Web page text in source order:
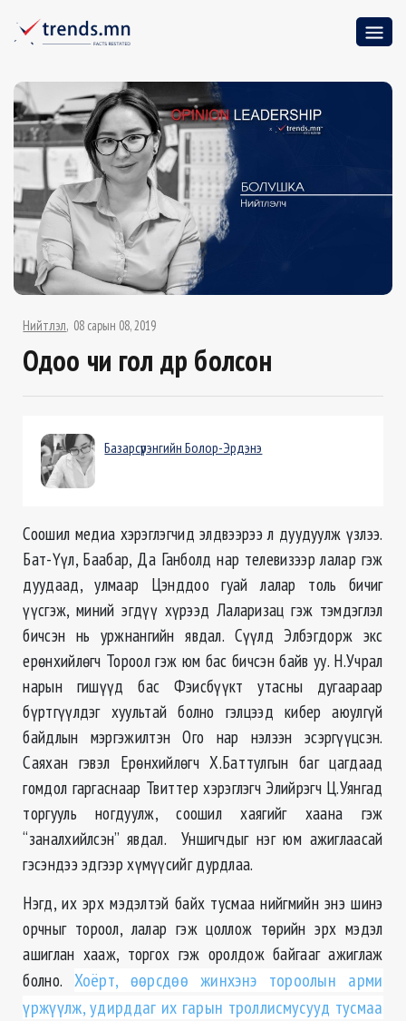
Нийтлэл 08 сарын 08, 2019
Одоо чи гол дүр болсон
Базарсүрэнгийн Болор-Эрдэнэ
Соошил медиа хэрэглэгчид элдвээрээ л дуудуулж үзлээ.
Бат-Үүл, Баабар, Да Ганболд нар телевизээр лалар гэж
дуудаад, улмаар Цэнддоо гуай лалар толь бичиг
үүсгэж, миний эгдүү хүрээд Лаларизац гэж тэмдэглэл
бичсэн нь уржнангийн явдал. Сүүлд Элбэгдорж экс
ерөнхийлөгч Тороол гэж юм бас бичсэн байв уу. Н.Учрал
нарын гишүүд бас Фэисбүүкт утасны дугаараар
бүртгүүлдэг хуультай болно гэлцээд кибер аюулгүй
байдлын мэргэжилтэн Ого нар нэлээн эсэргүүцсэн.
Саяхан гэвэл Ерөнхийлөгч Х.Баттулгын баг цагдаад
гомдол гаргаснаар Твиттер хэрэглэгч Элийрэгч Ц.Уянгад
торгууль ногдуулж, соошил хаягийг хаана гэж
“заналхийлсэн” явдал. Уншигчдыг нэг юм ажиглаасай
гэсэндээ эдгээр хүмүүсийг дурдлаа.
Нэгд, их эрх мэдэлтэй байх тусмаа нийгмийн энэ шинэ
орчныг тороол, лалар гэж цоллож төрийн эрх мэдэл
ашиглан хааж, торгох гэж оролдож байгааг ажиглаж
болно. Хоёрт, өөрсдөө жинхэнэ тороолын арми
үржүүлж, удирддаг их гарын троллисмусууд тусмаа